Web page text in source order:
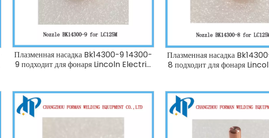
Плазменная насадка Bk14300-9 14300-
9 подходит для фонаря Lincoln Electric
Плазменная насадка
8 подходит для фонаря